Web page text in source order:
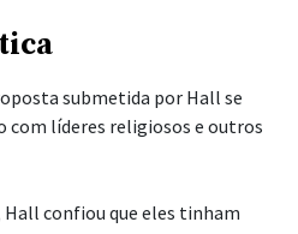
submetida por Hall se
líderes religiosos e outros
Hall confiou que eles tinham